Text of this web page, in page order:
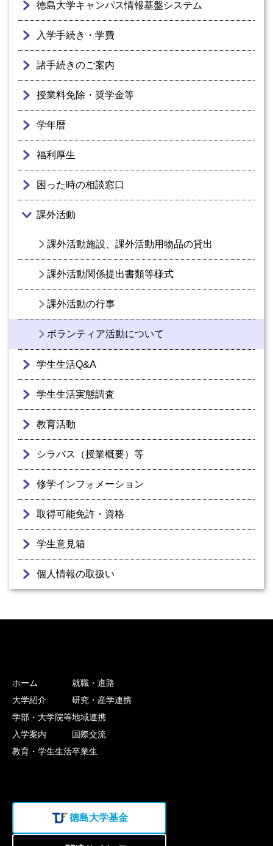
徳島大学キャンパス情報基盤システム
入学手続き・学費
諸手続きのご案内
授業料免除・奨学金等
学年暦
福利厚生
困った時の相談窓口
課外活動
課外活動施設、課外活動用物品の貸出
課外活動関係提出書類等様式
課外活動の行事
ボランティア活動について
学生生活Q&A
学生生活実態調査
教育活動
シラバス（授業概要）等
修学インフォメーション
取得可能免許・資格
学生意見箱
個人情報の取扱い
ホーム
大学紹介
学部・大学院等
入学案内
教育・学生生活
就職・進路
研究・産学連携
地域連携
国際交流
卒業生
徳島大学基金